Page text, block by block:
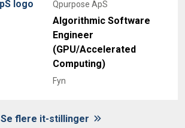
Qpurpose ApS
Algorithmic Software
Engineer
(GPU/Accelerated
Computing)
Fyn
Se flere it-stillinger